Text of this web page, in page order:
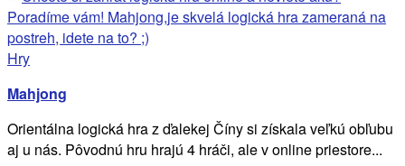
Hry
Mahjong
Orientálna logická hra z ďalekej Číny si získala veľkú obľubu
aj u nás. Pôvodnú hru hrajú 4 hráči, ale v online priestore...